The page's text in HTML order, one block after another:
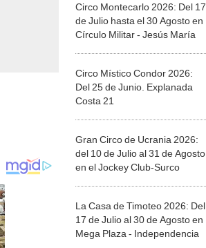
Circo Montecarlo 2026: Del 17
de Julio hasta el 30 Agosto en
Círculo Militar - Jesús María
Circo Místico Condor 2026:
Del 25 de Junio. Explanada
Costa 21
Gran Circo de Ucrania 2026:
del 10 de Julio al 31 de Agosto
en el Jockey Club-Surco
La Casa de Timoteo 2026: Del
17 de Julio al 30 de Agosto en
Mega Plaza - Independencia